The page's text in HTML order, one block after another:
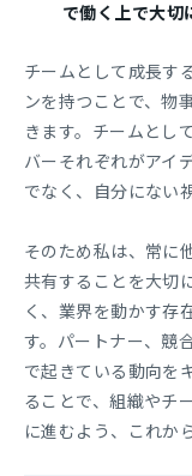
で働く上で大切
チームとして成長す
ンを持つことで、物
きます。チームとし
バーそれぞれがアイ
でなく、自分にない
そのため私は、常に
共有することを大切
く、業界を動かす存
す。パートナー、競
で起きている動向を
ることで、組織やチ
に進むよう、これか